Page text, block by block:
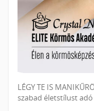
LÉGY TE IS
szabad életstílust